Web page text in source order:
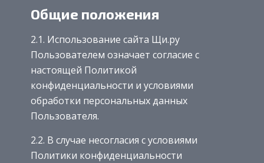
Общие положения
2.1. Использование сайта Щи.ру
Пользователем означает согласие с
настоящей Политикой
конфиденциальности и условиями
обработки персональных данных
Пользователя.
2.2. В случае несогласия с условиями
Политики конфиденциальности